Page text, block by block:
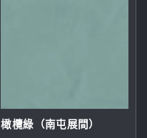
橄欖綠（南屯展間）